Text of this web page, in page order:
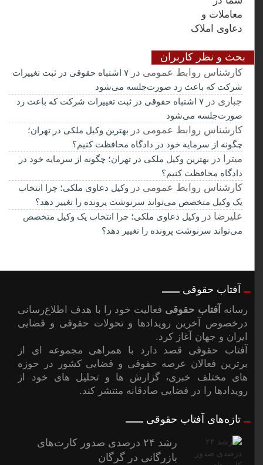
بحث و نظر کاربران
کارشناس روابط عمومیدر
۷ اشتباه حقوقی در ثبت تغییرات
شرکت که باعث رد صورت‌جلسه می‌شود
جباری در
۷ اشتباه حقوقی در ثبت تغییرات شرکت که باعث رد
صورت‌جلسه می‌شود
کارشناس روابط عمومیدربهترین وکیل ملکی در تهران؛
چگونه از سرمایه خود در دادگاه محافظت کنیم؟
میترادربهترین وکیل ملکی در تهران؛ چگونه از سرمایه خود در
دادگاه محافظت کنیم؟
کارشناس روابط عمومیدروکیل دعاوی ملکی؛ چرا انتخاب
یک وکیل متخصص می‌تواند سرنوشت پرونده را تغییر دهد؟
علیرضادروکیل دعاوی ملکی؛ چرا انتخاب یک وکیل متخصص
می‌تواند سرنوشت پرونده را تغییر دهد؟
آفتاب حقوقی
رسانهآفتاب حقوقیفعالیت خود را با هدف اطلاع‌رسانی
درخصوص آخرین رویدادها و تحولات حقوقی و قضایی
ایران و جهان آغاز کرد.
آفتاب حقوقی قصد دارد با همراهی مجموعه ای از
برترین فعالان عرصه حقوقی و قضایی کشور در حوزه
های مختلف خبری، گزارش ها و تحلیل های خود از
رویدادها را در فضایی صادقانه منتشر کند.
تازه‌های آفتاب حقوقی
رشد ۲۴ درصدی صدور کارت‌های
بازرگانی در گرگان